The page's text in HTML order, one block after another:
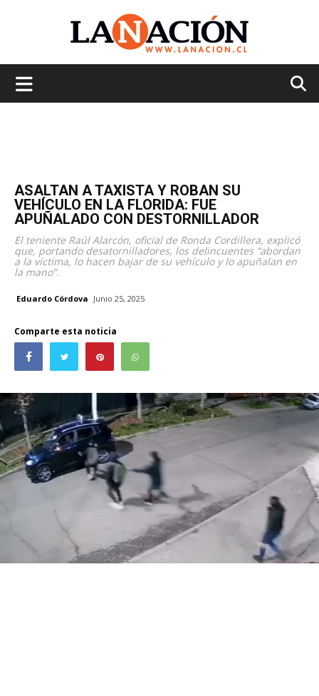
ASALTAN A TAXISTA Y ROBAN SU
VEHÍCULO EN LA FLORIDA: FUE
APUÑALADO CON DESTORNILLADOR
El teniente Raúl Alarcón, oficial de Ronda Cordillera, explicó
que, portando desatornilladores, los delincuentes “abordan
a la víctima, lo hacen bajar de su vehículo y lo apuñalan en
la mano”.
Eduardo Córdova Junio 25, 2025
Comparte esta noticia